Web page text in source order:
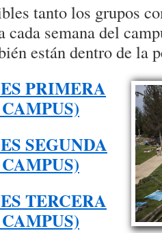
tanto los grupos
cada semana del
están dentro de la
PRIMERA
SEGUNDA
TERCERA